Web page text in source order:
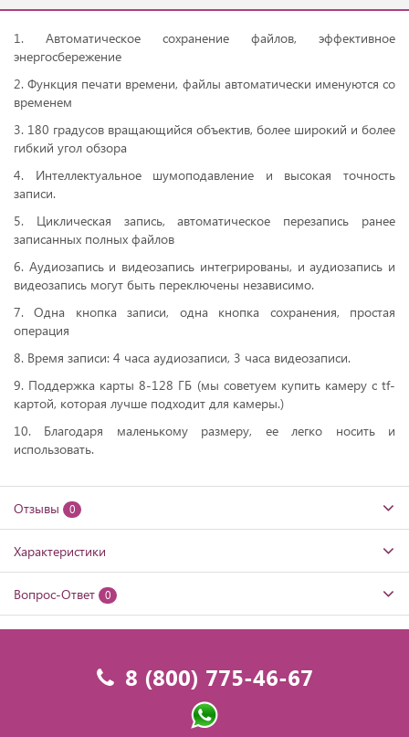
1. Автоматическое сохранение файлов, эффективное
энергосбережение
2. Функция печати времени, файлы автоматически именуются со
временем
3. 180 градусов вращающийся объектив, более широкий и более
гибкий угол обзора
4. Интеллектуальное шумоподавление и высокая точность
записи.
5. Циклическая запись, автоматическое перезапись ранее
записанных полных файлов
6. Аудиозапись и видеозапись интегрированы, и аудиозапись и
видеозапись могут быть переключены независимо.
7. Одна кнопка записи, одна кнопка сохранения, простая
операция
8. Время записи: 4 часа аудиозаписи, 3 часа видеозаписи.
9. Поддержка карты 8-128 ГБ (мы советуем купить камеру с tf-
картой, которая лучше подходит для камеры.)
10. Благодаря маленькому размеру, ее легко носить и
использовать.
Отзывы 0
Характеристики
Вопрос-Ответ 0
8 (800) 775-46-67